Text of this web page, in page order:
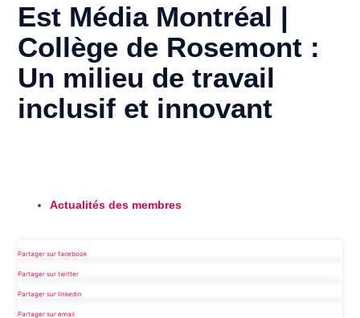
Est Média Montréal |
Collège de Rosemont :
Un milieu de travail
inclusif et innovant
Actualités des membres
Partager sur facebook
Partager sur twitter
Partager sur linkedin
Partager sur email